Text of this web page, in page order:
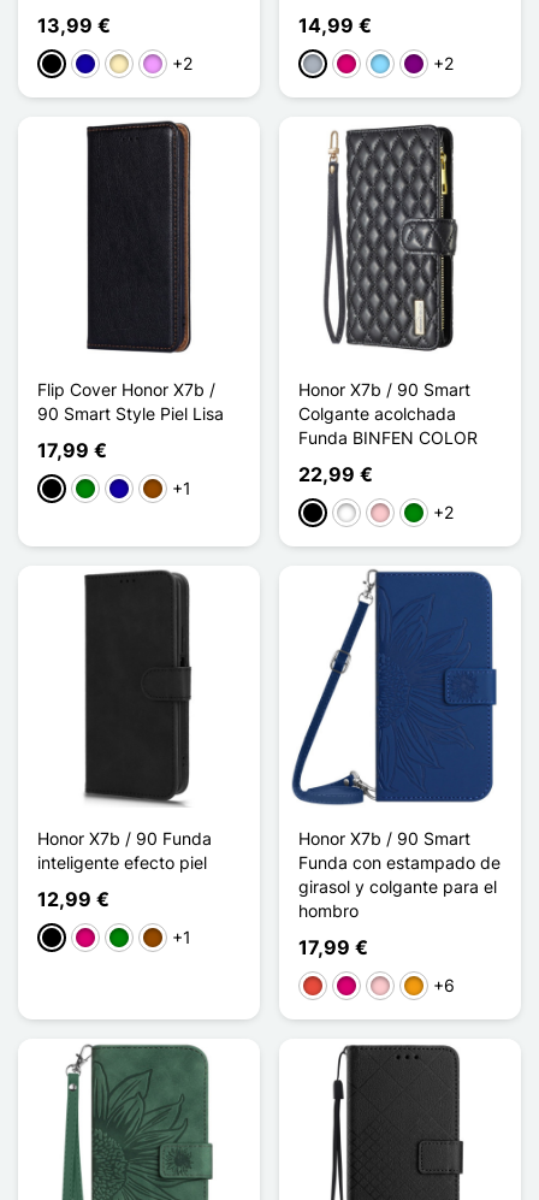
13,99 €
NegroAzul oscuro
Oro Morado claro
+2
14,99 €
Gris MagentaAzul claro
Púrpura
+2
Flip Cover Honor X7b /
90 Smart Style Piel Lisa
17,99 €
NegroVerdeAzul oscuro
Marrón
+1
Honor X7b / 90 Smart
Colgante acolchada
Funda BINFEN COLOR
22,99 €
NegroBlancoRosaVerde
+2
Honor X7b / 90 Funda
inteligente efecto piel
12,99 €
NegroMagenta
VerdeMarrón
+1
Honor X7b / 90 Smart
Funda con estampado de
girasol y colgante para el
hombro
17,99 €
RojoMagenta
RosaNaranja
+6